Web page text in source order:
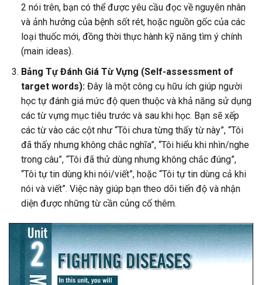
2 nói trên, bạn có thể được yêu cầu đọc về nguyên nhân
và ảnh hưởng của bệnh sốt rét, hoặc nguồn gốc của các
loại thuốc mới, đồng thời thực hành kỹ năng tìm ý chính
(main ideas).
Bảng Tự Đánh Giá Từ Vựng (Self-assessment of
target words):Đây là một công cụ hữu ích giúp người
học tự đánh giá mức độ quen thuộc và khả năng sử dụng
các từ vựng mục tiêu trước và sau khi học. Bạn sẽ xếp
các từ vào các cột như “Tôi chưa từng thấy từ này”, “Tôi
đã thấy nhưng không chắc nghĩa”, “Tôi hiểu khi nhìn/nghe
trong câu”, “Tôi đã thử dùng nhưng không chắc đúng”,
“Tôi tự tin dùng khi nói/viết”, hoặc “Tôi tự tin dùng cả khi
nói và viết”. Việc này giúp bạn theo dõi tiến độ và nhận
diện được những từ cần củng cố thêm.